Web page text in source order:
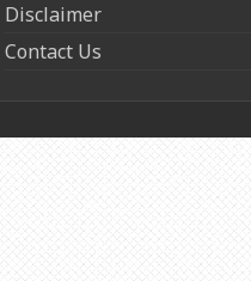
Disclaimer
Contact Us